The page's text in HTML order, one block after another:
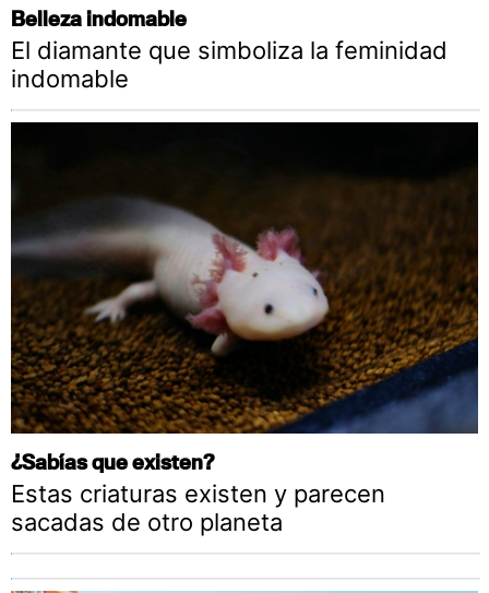
Belleza indomable
El diamante que simboliza la feminidad
indomable
¿Sabías que existen?
Estas criaturas existen y parecen
sacadas de otro planeta